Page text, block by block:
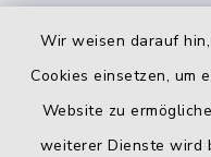
Wir weisen darauf
Cookies einsetzen, um
Website zu
weiterer Dienste wird